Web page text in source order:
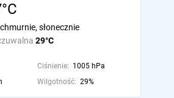
29°C
słonecznie
Ciśnienie: 1005 hPa
Wilgotność: 29%